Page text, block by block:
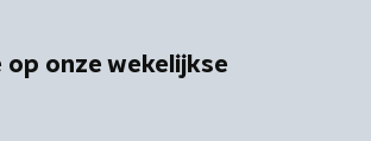
op onze wekelijkse